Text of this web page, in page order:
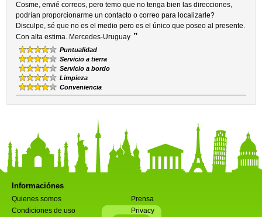
Cosme, envié correos, pero temo que no tenga bien las direcciones,
podrían proporcionarme un contacto o correo para localizarle?
Disculpe, sé que no es el medio pero es el único que poseo al presente.
Con alta estima. Mercedes-Uruguay ”
Puntualidad
Servicio a tierra
Servicio a bordo
Limpieza
Conveniencia
Informaciónes
Quienes somos
Prensa
Condiciones de uso
Privacy